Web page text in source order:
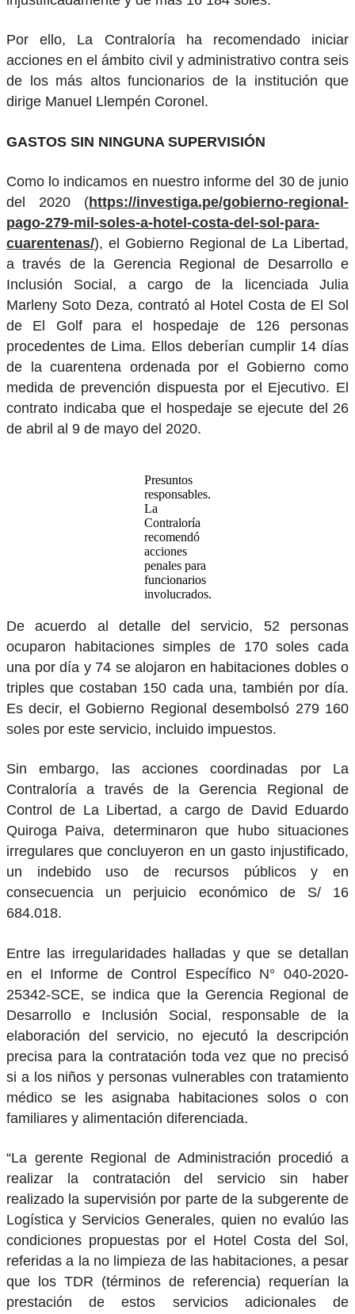
Por ello, La Contraloría ha recomendado iniciar
acciones en el ámbito civil y administrativo contra seis
de los más altos funcionarios de la institución que
dirige Manuel Llempén Coronel.
GASTOS SIN NINGUNA SUPERVISIÓN
Como lo indicamos en nuestro informe del 30 de junio
del 2020 (https://investiga.pe/gobierno-regional-
pago-279-mil-soles-a-hotel-costa-del-sol-para-
cuarentenas/), el Gobierno Regional de La Libertad,
a través de la Gerencia Regional de Desarrollo e
Inclusión Social, a cargo de la licenciada Julia
Marleny Soto Deza, contrató al Hotel Costa de El Sol
de El Golf para el hospedaje de 126 personas
procedentes de Lima. Ellos deberían cumplir 14 días
de la cuarentena ordenada por el Gobierno como
medida de prevención dispuesta por el Ejecutivo. El
contrato indicaba que el hospedaje se ejecute del 26
de abril al 9 de mayo del 2020.
Presuntos
responsables.
La
Contraloría
recomendó
acciones
penales para
funcionarios
involucrados.
De acuerdo al detalle del servicio, 52 personas
ocuparon habitaciones simples de 170 soles cada
una por día y 74 se alojaron en habitaciones dobles o
triples que costaban 150 cada una, también por día.
Es decir, el Gobierno Regional desembolsó 279 160
soles por este servicio, incluido impuestos.
Sin embargo, las acciones coordinadas por La
Contraloría a través de la Gerencia Regional de
Control de La Libertad, a cargo de David Eduardo
Quiroga Paiva, determinaron que hubo situaciones
irregulares que concluyeron en un gasto injustificado,
un indebido uso de recursos públicos y en
consecuencia un perjuicio económico de S/ 16
684.018.
Entre las irregularidades halladas y que se detallan
en el Informe de Control Específico N° 040-2020-
25342-SCE, se indica que la Gerencia Regional de
Desarrollo e Inclusión Social, responsable de la
elaboración del servicio, no ejecutó la descripción
precisa para la contratación toda vez que no precisó
si a los niños y personas vulnerables con tratamiento
médico se les asignaba habitaciones solos o con
familiares y alimentación diferenciada.
“La gerente Regional de Administración procedió a
realizar la contratación del servicio sin haber
realizado la supervisión por parte de la subgerente de
Logística y Servicios Generales, quien no evalúo las
condiciones propuestas por el Hotel Costa del Sol,
referidas a la no limpieza de las habitaciones, a pesar
que los TDR (términos de referencia) requerían la
prestación de estos servicios adicionales de